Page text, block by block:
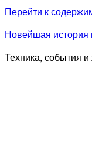
Перейти к
Новейшая история
Техника, события